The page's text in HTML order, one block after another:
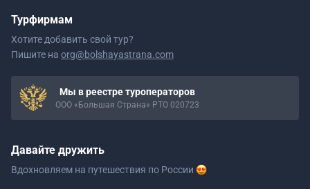
Турфирмам
Хотите добавить свой тур?
Пишите на org@bolshayastrana.com
Мы в реестре туроператоров
ООО «Большая Страна» РТО 020723
Давайте дружить
Вдохновляем на путешествия по России